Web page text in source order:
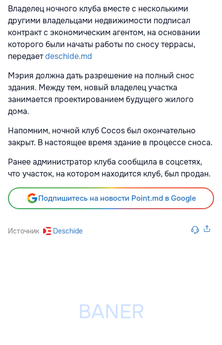
Владелец ночного клуба вместе с несколькими
другими владельцами недвижимости подписал
контракт с экономическим агентом, на основании
которого были начаты работы по сносу террасы,
передаетdeschide.md
Мэрия должна дать разрешение на полный снос
здания. Между тем, новый владелец участка
занимается проектированием будущего жилого
дома.
Напомним, ночной клуб Cocos был окончательно
закрыт. В настоящее время здание в процессе сноса.
Ранее администратор клуба сообщила в соцсетях,
что участок, на котором находится клуб, был продан.
Подпишитесь на новости Point.md в Google
Источник Deschide